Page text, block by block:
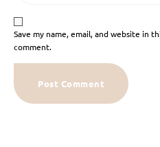
Save my name, email, and website in
comment.